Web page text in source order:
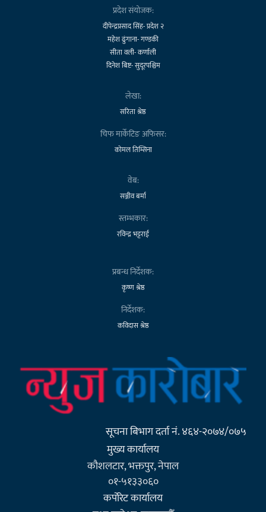
प्रदेश संयोजक:
दीपेन्द्रप्रसाद सिंह- प्रदेश २
महेश ढुंगाना- गण्डकी
सीता वली- कर्णाली
दिनेश बिष्ट- सुदूरपश्चिम
लेखा:
सरिता श्रेष्ठ
चिफ मार्केटिङ अफिसर:
कोमल तिम्सिना
वेब:
सञ्जीव बर्मा
स्तम्भकार:
रविन्द्र भट्टराई
प्रबन्ध निर्देशक:
कृष्ण श्रेष्ठ
निर्देशक:
कविदास श्रेष्ठ
सूचना बिभाग दर्ता नं. ४६४-२०७४/०७५
मुख्य कार्यालय
कौशलटार, भक्तपुर, नेपाल
०१-५१३३०६०
कर्पाेरेट कार्यालय